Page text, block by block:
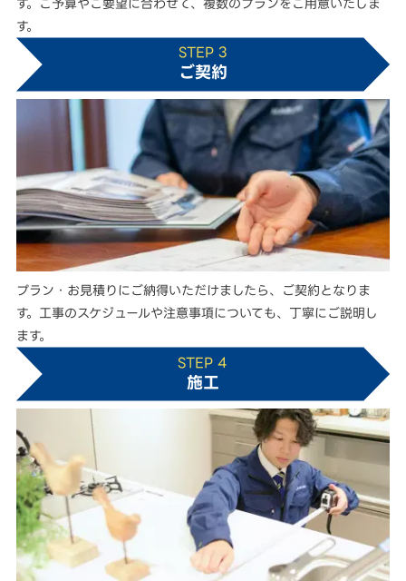
す。ご予算やご要望に合わせて、複数のプランをご用意いたしま
す。
STEP 3
ご契約
プラン・お見積りにご納得いただけましたら、ご契約となりま
す。工事のスケジュールや注意事項についても、丁寧にご説明し
ます。
STEP 4
施工